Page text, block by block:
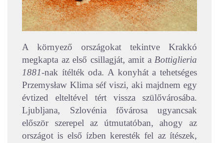
A környező országokat tekintve Krakkó
megkapta az első csillagját, amit a Bottiglieria
1881-nak ítélték oda. A konyhát a tehetséges
Przemysław Klima séf viszi, aki majdnem egy
évtized elteltével tért vissza szülővárosába.
Ljubljana, Szlovénia fővárosa ugyancsak
először szerepel az útmutatóban, ahogy az
országot is első ízben keresték fel az ítészek,